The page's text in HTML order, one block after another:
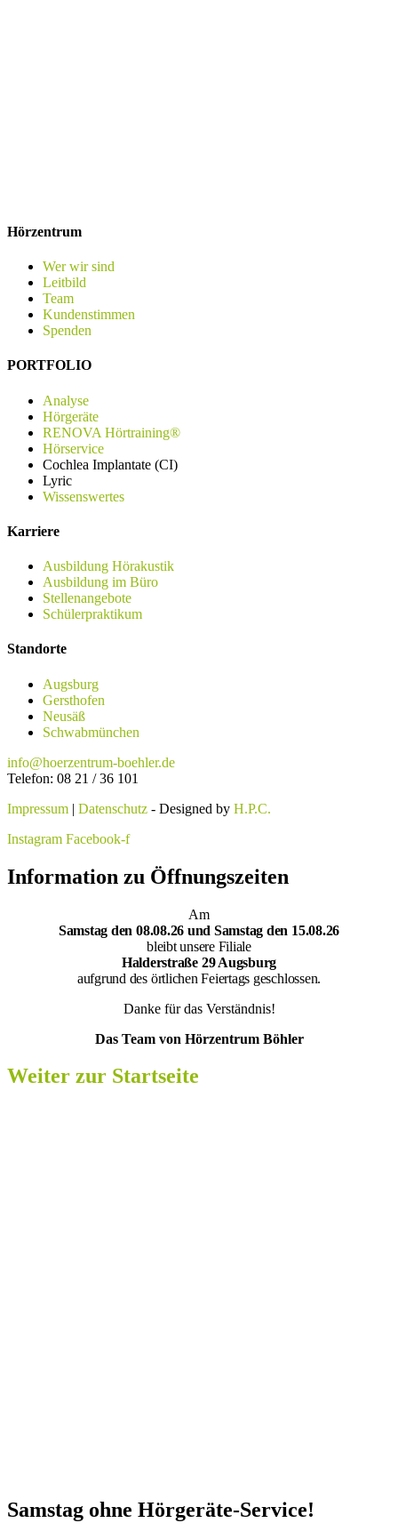
Hörzentrum
Wer wir sind
Leitbild
Team
Kundenstimmen
Spenden
PORTFOLIO
Analyse
Hörgeräte
RENOVA Hörtraining®
Hörservice
Cochlea Implantate (CI)
Lyric
Wissenswertes
Karriere
Ausbildung Hörakustik
Ausbildung im Büro
Stellenangebote
Schülerpraktikum
Standorte
Augsburg
Gersthofen
Neusäß
Schwabmünchen
info@hoerzentrum-boehler.de
Telefon: 08 21 / 36 101
Impressum | Datenschutz - Designed by H.P.C.
Instagram Facebook-f
Information zu Öffnungszeiten
Am
Samstag den 08.08.26 und Samstag den 15.08.26
bleibt unsere Filiale
Halderstraße 29 Augsburg
aufgrund des örtlichen Feiertags geschlossen.
Danke für das Verständnis!
Das Team von Hörzentrum Böhler
Weiter zur Startseite
Samstag ohne Hörgeräte-Service!